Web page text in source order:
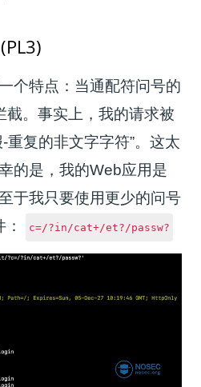
个特点：当通配符问号的
截。事实上，我的请求被
重复的非文字字符”。这太
的是，我的Web应用是
于我只要使用更少的问号
c=/?in/cat+/et?/passw?